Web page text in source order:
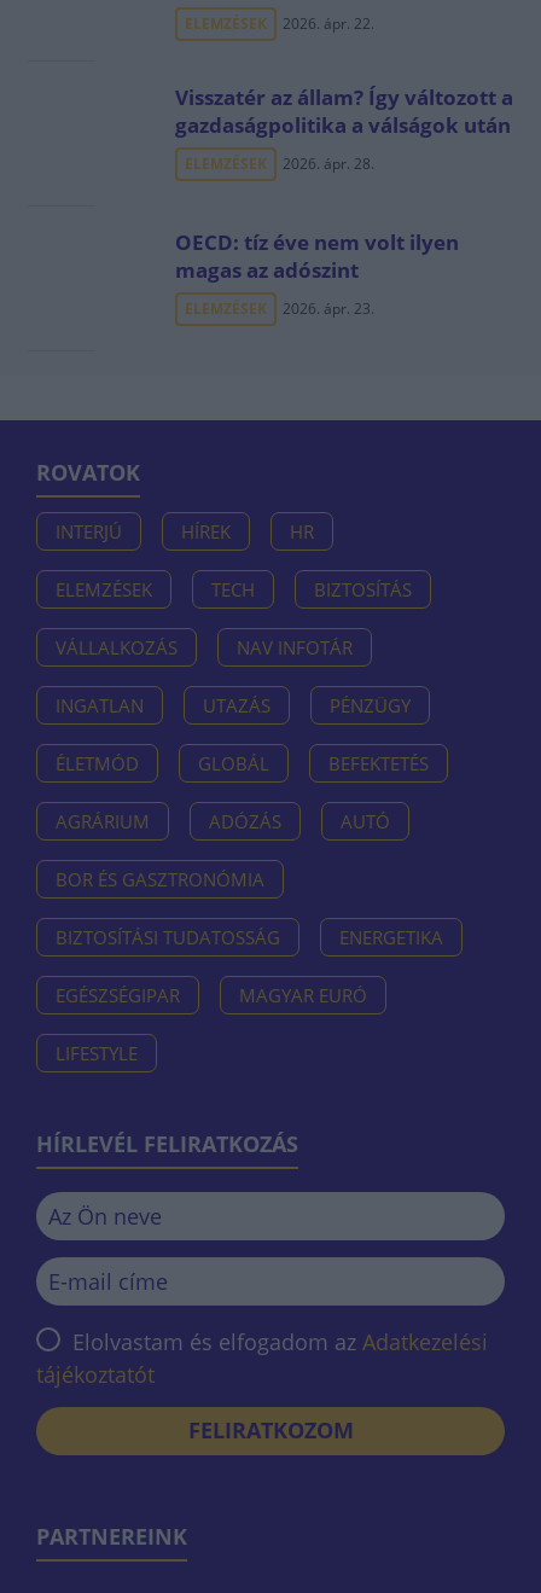
ELEMZÉSEK 2026. ápr. 22.
Visszatér az állam? Így változott a
gazdaságpolitika a válságok után
ELEMZÉSEK 2026. ápr. 28.
OECD: tíz éve nem volt ilyen
magas az adószint
ELEMZÉSEK 2026. ápr. 23.
ROVATOK
INTERJÚ HÍREK HR
ELEMZÉSEK TECH BIZTOSÍTÁS
VÁLLALKOZÁS NAV INFOTÁR
INGATLAN UTAZÁS PÉNZÜGY
ÉLETMÓD GLOBÁL BEFEKTETÉS
AGRÁRIUM ADÓZÁS AUTÓ
BOR ÉS GASZTRONÓMIA
BIZTOSÍTÁSI TUDATOSSÁG ENERGETIKA
EGÉSZSÉGIPAR MAGYAR EURÓ
LIFESTYLE
HÍRLEVÉL FELIRATKOZÁS
Elolvastam és elfogadom az Adatkezelési
tájékoztatót
FELIRATKOZOM
PARTNEREINK